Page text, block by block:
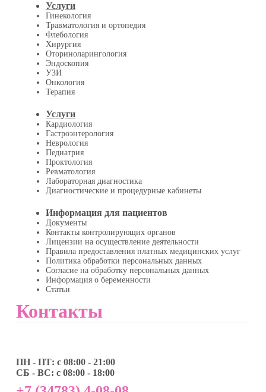
Услуги
Гинекология
Травматология и ортопедия
Флебология
Хирургия
Оториноларингология
Эндоскопия
УЗИ
Онкология
Терапия
Услуги
Кардиология
Гастроэнтерология
Неврология
Педиатрия
Проктология
Ревматология
Лабораторная диагностика
Диагностические и процедурные кабинеты
Информация для пациентов
Документы
Контакты контролирующих органов
Лицензии на осуществление деятельности
Правила предоставления платных медицинских услуг
Политика обработки персональных данных
Согласие на обработку персональных данных
Информация о беременности
Статьи
Контакты
ПН - ПТ: с 08:00 - 21:00
СБ - ВС: с 08:00 - 18:00